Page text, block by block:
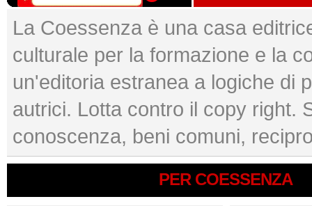
La Coessenza è una casa
culturale per la formazione e la
un'editoria estranea a logiche di
autrici. Lotta contro il copy right.
conoscenza, beni comuni,
PER COESSENZA